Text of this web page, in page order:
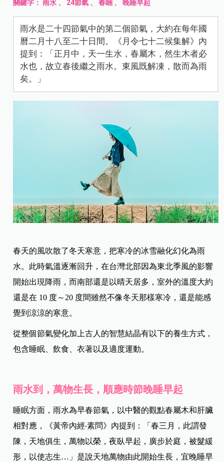
關鍵字：雨水 、 24節氣 、春睏 、晚睡早起
雨水是二十四節氣中的第二個節氣，大約在每年國
曆二月十八至二十日間。《月令七十二候集解》內
提到：「正月中，天一生水，春屬木，然生木者必
水也，故立春後繼之雨水。東風既解凍，散而為雨
矣。」
春天的風吹散了冬天寒意，把寒冷的冰雪融化幻化為雨
水。此時氣溫逐漸回升，在台灣北部因為東北季風的影響
開始出現降雨，而南部還是以晴天居多，室外的溫度大約
還是在 10 度～20 度間雖然不像冬天那樣寒冷，還是能感
覺到涼涼的寒意。
從整個節氣變化加上古人的智慧結晶有以下的養生方式，
包含睡眠、飲食、衣著以及適度運動。
雨水到，萬物生長，順應時節晚睡早起
睡眠方面，雨水為早春節氣，以中醫的觀點春屬木和肝臟
相對應，《黃帝內經‧素問》內提到：「春三月，此謂發
陳，天地俱生，萬物以榮，夜臥早起，廣步於庭，被髮緩
形，以使志生…」是說天地萬物由此開始生長，宜晚睡早